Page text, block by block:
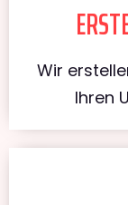
Wir
Ihren